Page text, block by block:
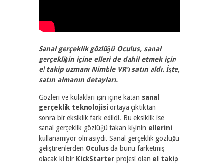
Sanal gerçeklik gözlüğü Oculus, sanal
gerçekliğin içine elleri de dahil etmek için
el takip uzmanı Nimble VR’ı satın aldı. İşte,
satın almanın detayları.
Gözleri ve kulakları işin içine katan sanal
gerçeklik teknolojisi ortaya çıktıktan
sonra bir eksiklik fark edildi. Bu eksiklik ise
sanal gerçeklik gözlüğü takan kişinin ellerini
kullanamıyor olmasıydı. Sanal gerçeklik gözlüğü
geliştirenlerden Oculus da bunu farketmiş
olacak ki bir KickStarter projesi olan el takip